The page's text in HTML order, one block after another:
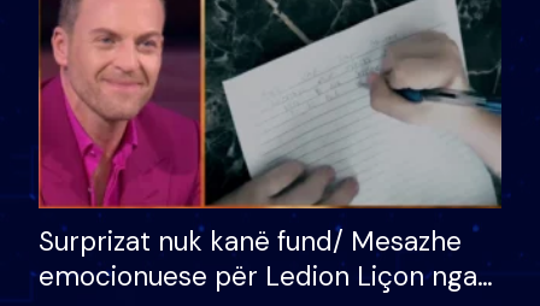
Surprizat nuk kanë fund/ Mesazhe
emocionuese për Ledion Liçon nga